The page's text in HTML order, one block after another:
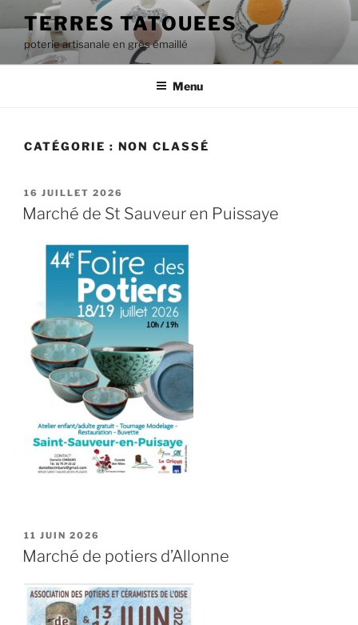
au
contenu
principal
TERRES TATOUEES
poterie artisanale en grès émaillé
Menu
CATÉGORIE : NON CLASSÉ
PUBLIÉ
LE
16 JUILLET 2026
Marché de St Sauveur en Puissaye
PUBLIÉ
LE
11 JUIN 2026
Marché de potiers d’Allonne